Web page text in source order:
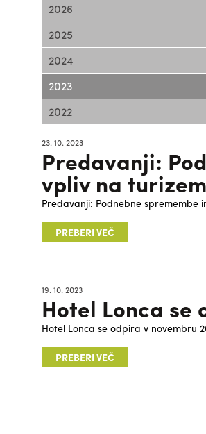
2026
2025
2024
2023
2022
23. 10. 2023
Predavanji:
vpliv na
Predavanji: Podnebne spremembe
PREBERI VEČ
19. 10. 2023
Hotel Lonca se
Hotel Lonca se odpira v novembru
PREBERI VEČ